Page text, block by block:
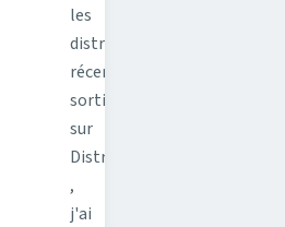
les
distributions
récemment
sorties
sur
Distrowatch
,
j'ai